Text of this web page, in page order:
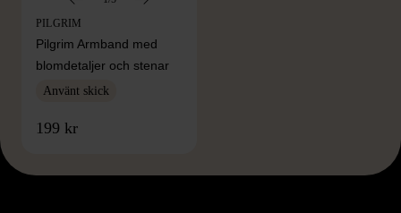
PILGRIM
Pilgrim Armband med
blomdetaljer och stenar
Använt skick
199 kr